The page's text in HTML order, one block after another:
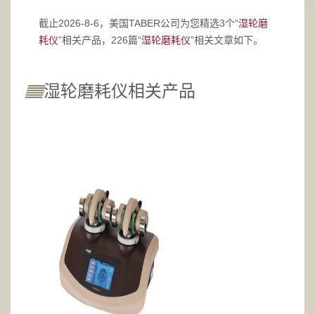
截止2026-8-6，美国TABER公司为您精选3个“湿轮磨
耗仪”相关产品，226篇“湿轮磨耗仪”相关文章如下。
湿轮磨耗仪相关产品